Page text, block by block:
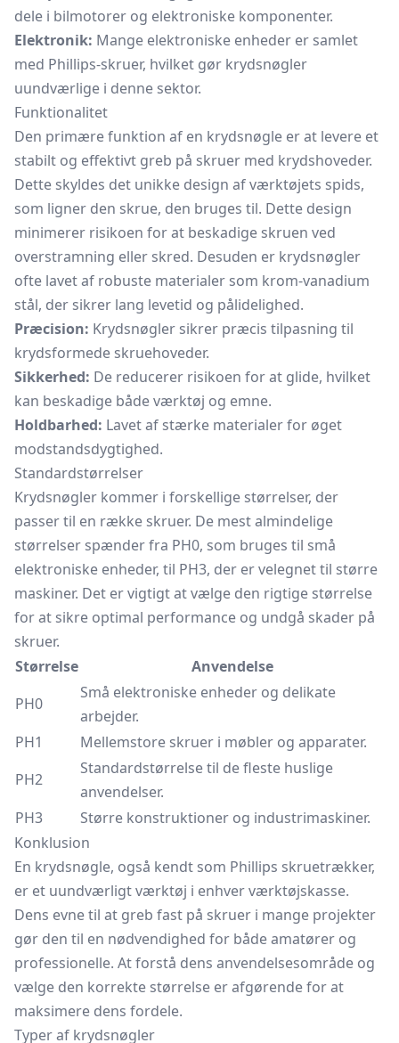
dele i bilmotorer og elektroniske komponenter.
Elektronik: Mange elektroniske enheder er samlet
med Phillips-skruer, hvilket gør krydsnøgler
uundværlige i denne sektor.
Funktionalitet
Den primære funktion af en krydsnøgle er at levere et
stabilt og effektivt greb på skruer med krydshoveder.
Dette skyldes det unikke design af værktøjets spids,
som ligner den skrue, den bruges til. Dette design
minimerer risikoen for at beskadige skruen ved
overstramning eller skred. Desuden er krydsnøgler
ofte lavet af robuste materialer som krom-vanadium
stål, der sikrer lang levetid og pålidelighed.
Præcision: Krydsnøgler sikrer præcis tilpasning til
krydsformede skruehoveder.
Sikkerhed: De reducerer risikoen for at glide, hvilket
kan beskadige både værktøj og emne.
Holdbarhed: Lavet af stærke materialer for øget
modstandsdygtighed.
Standardstørrelser
Krydsnøgler kommer i forskellige størrelser, der
passer til en række skruer. De mest almindelige
størrelser spænder fra PH0, som bruges til små
elektroniske enheder, til PH3, der er velegnet til større
maskiner. Det er vigtigt at vælge den rigtige størrelse
for at sikre optimal performance og undgå skader på
skruer.
Størrelse
Anvendelse
PH0
Små elektroniske enheder og delikate
arbejder.
PH1
Mellemstore skruer i møbler og apparater.
PH2
Standardstørrelse til de fleste huslige
anvendelser.
PH3
Større konstruktioner og industrimaskiner.
Konklusion
En krydsnøgle, også kendt som Phillips skruetrækker,
er et uundværligt værktøj i enhver værktøjskasse.
Dens evne til at greb fast på skruer i mange projekter
gør den til en nødvendighed for både amatører og
professionelle. At forstå dens anvendelsesområde og
vælge den korrekte størrelse er afgørende for at
maksimere dens fordele.
Typer af krydsnøgler